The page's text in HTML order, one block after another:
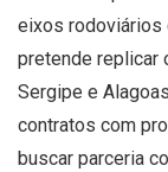
eixos rodoviários
pretende replicar
Sergipe e
contratos com
buscar parceria